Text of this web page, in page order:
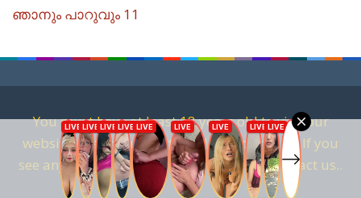
ഞാനും പാറുവും 11
You must have at least 18 years old to visit our
website. We are against child pornography. If you
see anything that is related to it, please contact us..